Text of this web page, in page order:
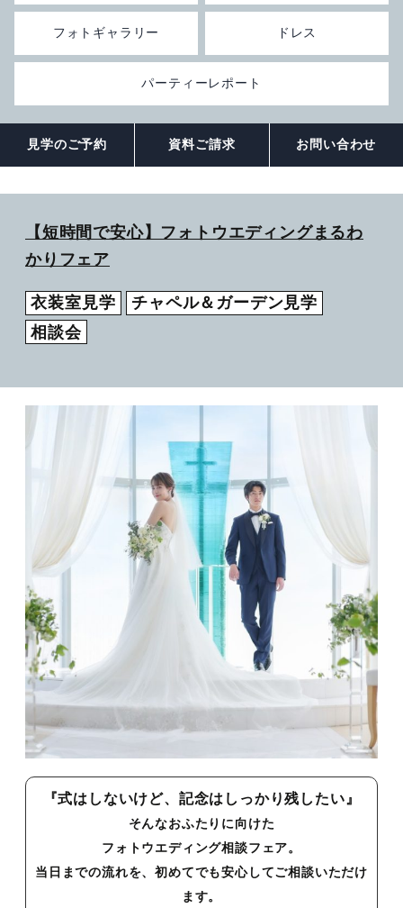
観光グルメ
ファミリープラン
電話予約プラン
期間限定シーズンプラン
ルームサービス
宿泊約款・利用規約
記念日プラン
朝食のご案内
おすすめプラン
レストラン＆バーのお問い合わせ
宴会プランのご紹介
テーブルマナープラン
同窓会プラン
スタンダードパーティプラン
宴会場概要・利用規約
営業時間 9:00 ～ 18:00
フォトギャラリー
パーティーレポート
挙式会場
神殿 -鳳笙-
宙 -Sora-
ウルバーノ -Urbano-
トピックス
フォトギャラリー ドレス
パーティーレポート
見学のご予約 資料ご請求 お問い合わせ
【短時間で安心】フォトウエディングまるわ
かりフェア
衣装室見学
チャペル＆ガーデン見学
相談会
『式はしないけど、記念はしっかり残したい』
そんなおふたりに向けた
フォトウエディング相談フェア。
当日までの流れを、初めてでも安心してご相談いただけ
ます。